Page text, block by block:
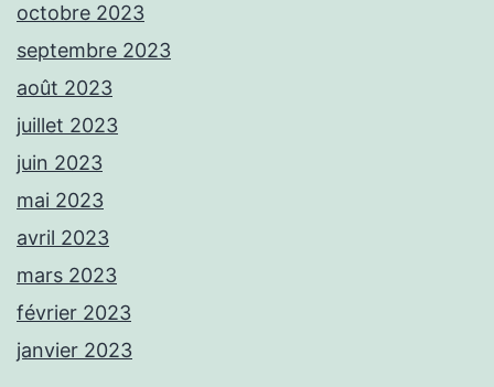
octobre 2023
septembre 2023
août 2023
juillet 2023
juin 2023
mai 2023
avril 2023
mars 2023
février 2023
janvier 2023